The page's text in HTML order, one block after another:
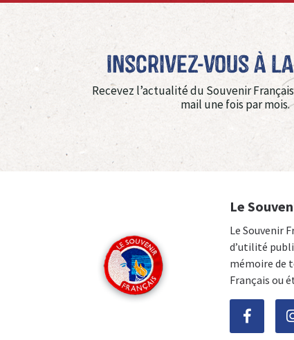
Inscrivez-vous à
Recevez l’actualité du Souvenir
mail une fois par mois.
Le
Le Souvenir
d’utilité
mémoire de
Français ou